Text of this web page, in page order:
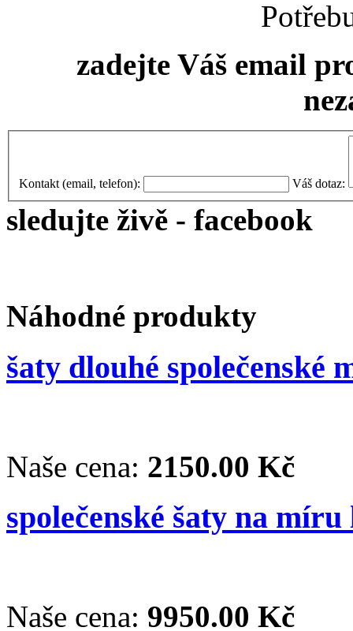
zadejte Váš email
Kontakt (email, telefon): Váš dotaz:
sledujte živě - facebook
Náhodné produkty
šaty dlouhé společenské
Naše cena: 2150.00 Kč
společenské šaty na míru
Naše cena: 9950.00 Kč